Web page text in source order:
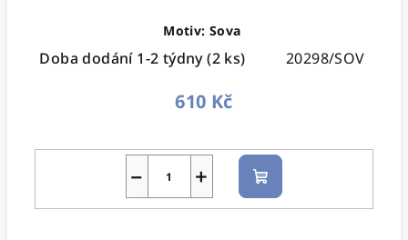
Motiv: Sova
Doba dodání 1-2 týdny(2 ks) 20298/SOV
610 Kč
+
− Do
košíku